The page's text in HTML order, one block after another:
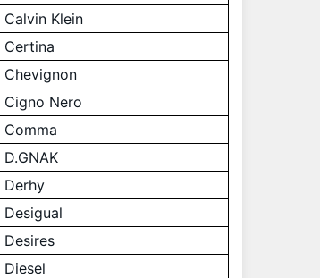
Calvin Klein
Certina
Chevignon
Cigno Nero
Comma
D.GNAK
Derhy
Desigual
Desires
Diesel